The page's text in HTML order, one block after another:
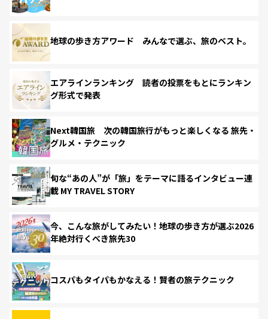
地球の歩き方アワード みんなで選ぶ、旅のベスト。
エアラインランキング 読者の投票をもとにランキン
グ形式で発表
Next韓国旅 次の韓国旅行がもっと楽しくなる 旅先・
グルメ・テクニック
旬な“あの人”が「旅」をテーマに語るインタビュー連
載 MY TRAVEL STORY
今、こんな旅がしてみたい！地球の歩き方が選ぶ2026
年絶対行くべき旅先30
コスパもタイパもかなえる！賢者の旅テクニック